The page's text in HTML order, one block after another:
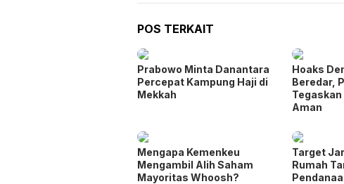
POS TERKAIT
Prabowo Minta Danantara
Percepat Kampung Haji di
Mekkah
Hoaks
Beredar,
Aman
Mengapa Kemenkeu
Mengambil Alih Saham
Mayoritas Whoosh?
Target
Rumah